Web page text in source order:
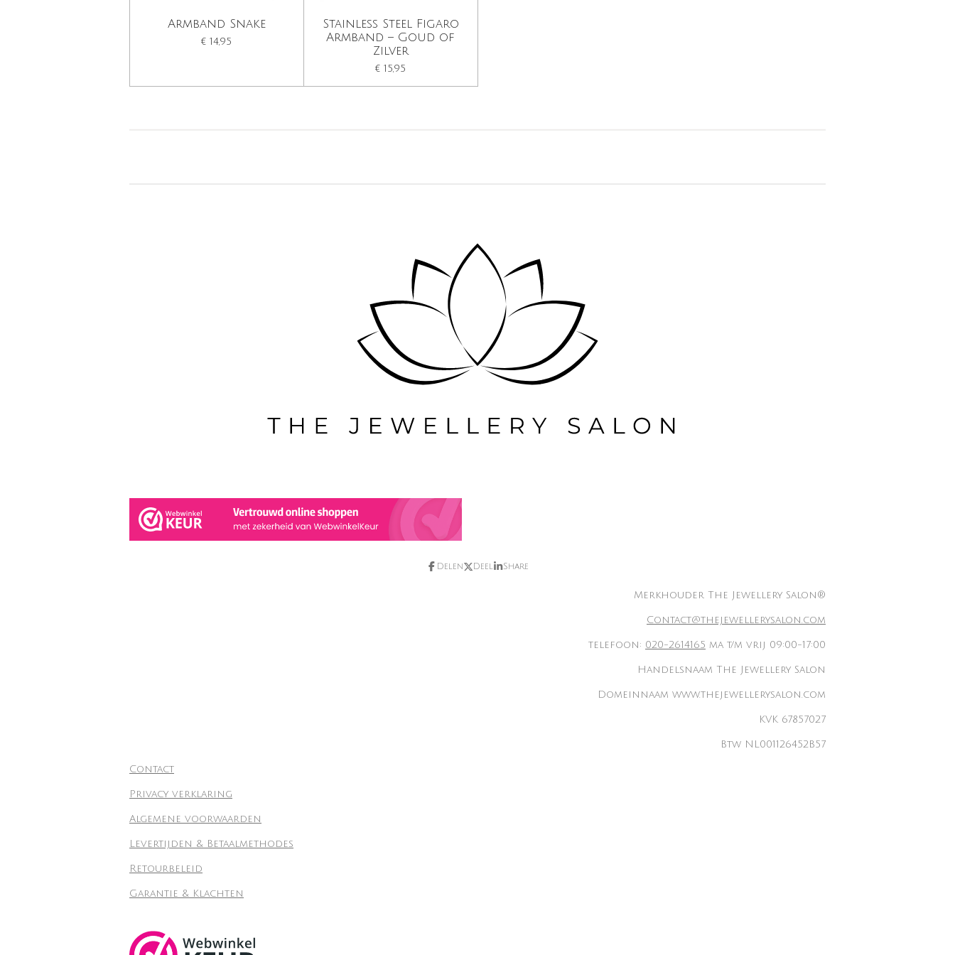
Armband Snake
€ 14,95
Stainless Steel Figaro
Armband – Goud of
Zilver
€ 15,95
Delen Deel Share
Merkhouder The Jewellery Salon®
Contact@thejewellerysalon.com
telefoon: 020-2614165 ma t/m vrij 09:00-17:00
Handelsnaam The Jewellery Salon
Domeinnaam www.thejewellerysalon.com
KVK 67857027
Btw NL001126452B57
Contact
Privacy verklaring
Algemene voorwaarden
Levertijden & Betaalmethodes
Retourbeleid
Garantie & Klachten